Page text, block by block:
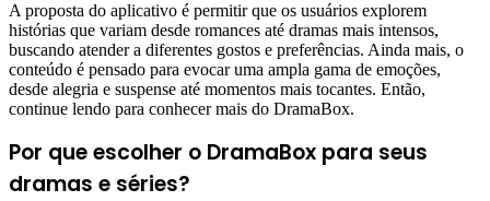
A proposta do aplicativo é permitir que os usuários explorem
histórias que variam desde romances até dramas mais intensos,
buscando atender a diferentes gostos e preferências. Ainda mais, o
conteúdo é pensado para evocar uma ampla gama de emoções,
desde alegria e suspense até momentos mais tocantes. Então,
continue lendo para conhecer mais do DramaBox.
Por que escolher o DramaBox para seus
dramas e séries?